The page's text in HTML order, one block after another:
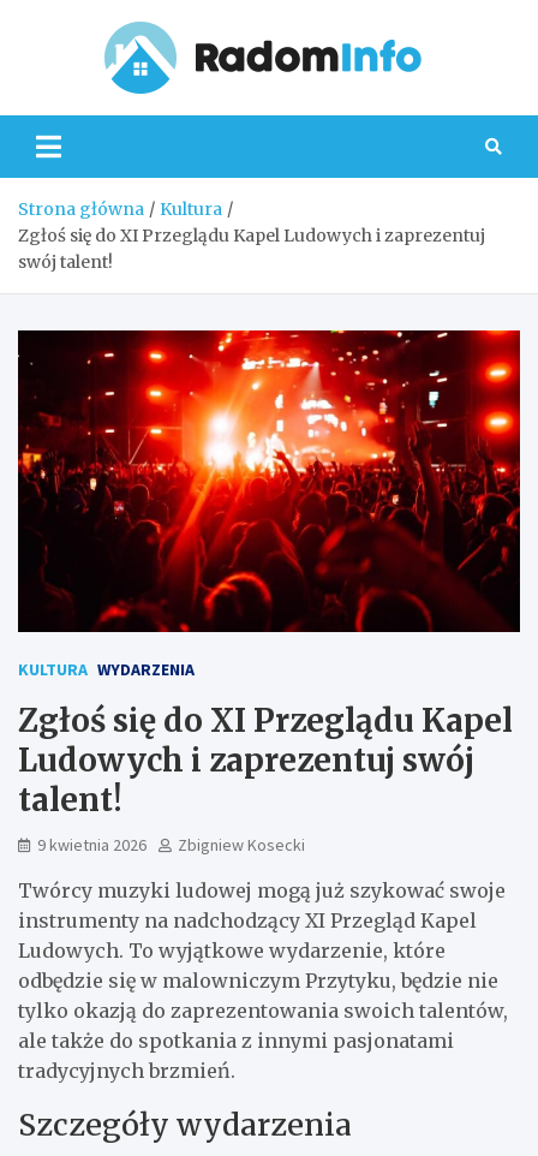
Strona główna
Kultura
Zgłoś się do XI Przeglądu Kapel Ludowych i zaprezentuj
swój talent!
KULTURA WYDARZENIA
Zgłoś się do XI Przeglądu Kapel
Ludowych i zaprezentuj swój
talent!
9 kwietnia 2026 Zbigniew Kosecki
Twórcy muzyki ludowej mogą już szykować swoje
instrumenty na nadchodzący XI Przegląd Kapel
Ludowych. To wyjątkowe wydarzenie, które
odbędzie się w malowniczym Przytyku, będzie nie
tylko okazją do zaprezentowania swoich talentów,
ale także do spotkania z innymi pasjonatami
tradycyjnych brzmień.
Szczegóły wydarzenia